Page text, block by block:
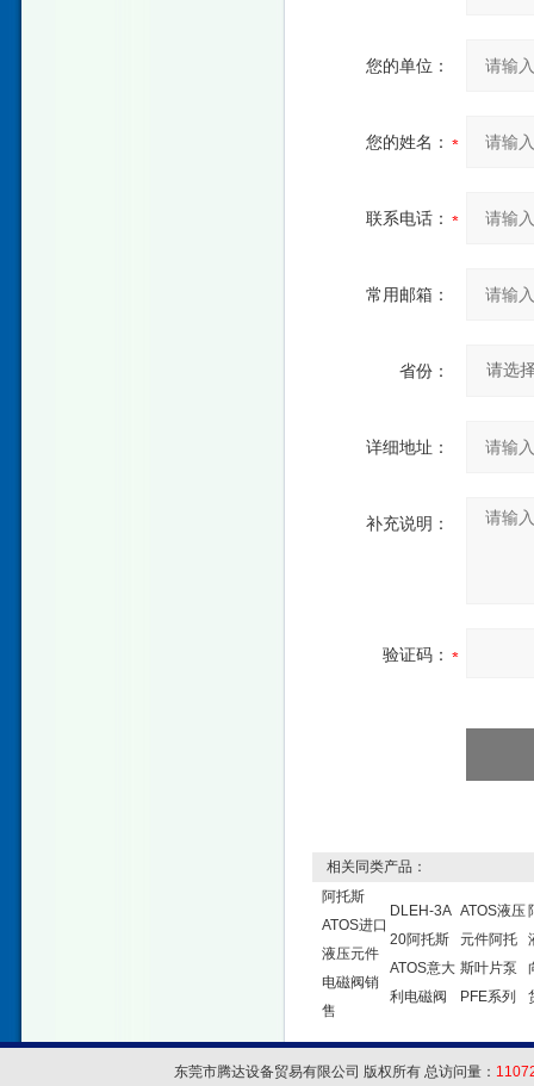
您的单位：
您的姓名：
联系电话：
常用邮箱：
省份：
详细地址：
补充说明：
验证码：
相关同类产品：
阿托斯
ATOS进口
液压元件
电磁阀销
售
DLEH-3A
20阿托斯
ATOS意大
利电磁阀
ATOS液压
元件阿托
斯叶片泵
PFE系列
东莞市腾达设备贸易有限公司 版权所有 总访问量：